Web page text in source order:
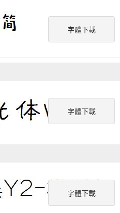
字體下載
字體下載
字體下載